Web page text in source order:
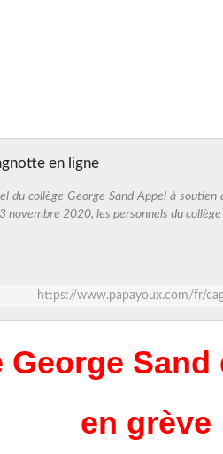
en ligne
du collège George Sand Appel à soutien
novembre 2020, les personnels du collège
https://www.papayoux.com/fr/
George Sand
en grève